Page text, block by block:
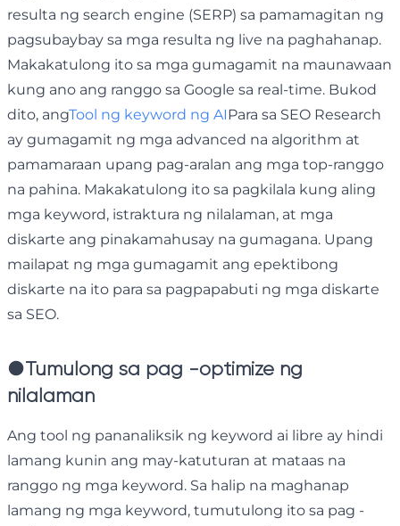
resulta ng search engine (SERP) sa pamamagitan ng
pagsubaybay sa mga resulta ng live na paghahanap.
Makakatulong ito sa mga gumagamit na maunawaan
kung ano ang ranggo sa Google sa real-time. Bukod
dito, angTool ng keyword ng AIPara sa SEO Research
ay gumagamit ng mga advanced na algorithm at
pamamaraan upang pag-aralan ang mga top-ranggo
na pahina. Makakatulong ito sa pagkilala kung aling
mga keyword, istraktura ng nilalaman, at mga
diskarte ang pinakamahusay na gumagana. Upang
mailapat ng mga gumagamit ang epektibong
diskarte na ito para sa pagpapabuti ng mga diskarte
sa SEO.
●Tumulong sa pag -optimize ng
nilalaman
Ang tool ng pananaliksik ng keyword ai libre ay hindi
lamang kunin ang may-katuturan at mataas na
ranggo ng mga keyword. Sa halip na maghanap
lamang ng mga keyword, tumutulong ito sa pag -